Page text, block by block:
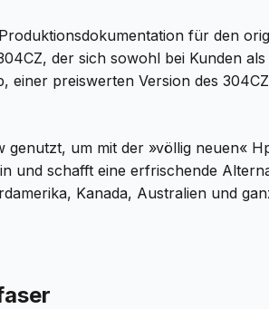
für den
der sich sowohl bei Kunden
preiswerten Version des
um mit der »völlig neuen«
und schafft eine erfrischende
Kanada, Australien und